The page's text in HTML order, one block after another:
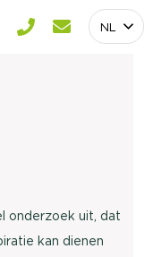
NL
onderzoek uit, dat
kan dienen